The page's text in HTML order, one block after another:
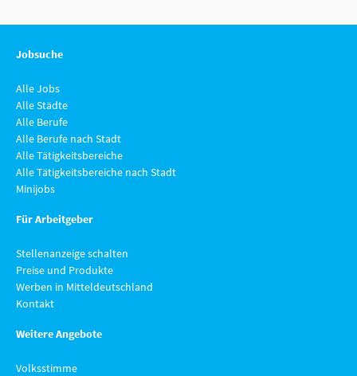
Jobsuche
Alle Jobs
Alle Städte
Alle Berufe
Alle Berufe nach Stadt
Alle Tätigkeitsbereiche
Alle Tätigkeitsbereiche nach Stadt
Minijobs
Für Arbeitgeber
Stellenanzeige schalten
Preise und Produkte
Werben in Mitteldeutschland
Kontakt
Weitere Angebote
Volksstimme